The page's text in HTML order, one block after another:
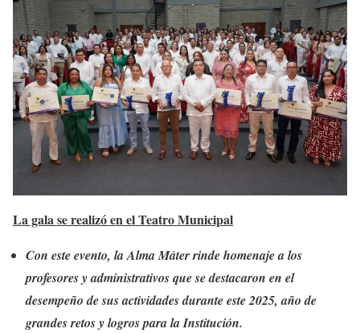
La gala se realizó en el Teatro Municipal
Con este evento, la Alma Máter rinde homenaje a los
profesores y administrativos que se destacaron en el
desempeño de sus actividades durante este 2025, año de
grandes retos y logros para la Institución.